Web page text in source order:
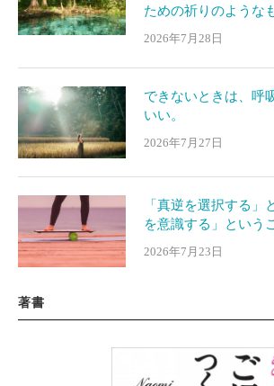
ための祈りのような
2026年7月28日
できないときは、呼
いい。
2026年7月27日
「真逆を選択する」
を意識する」という
2026年7月23日
著書